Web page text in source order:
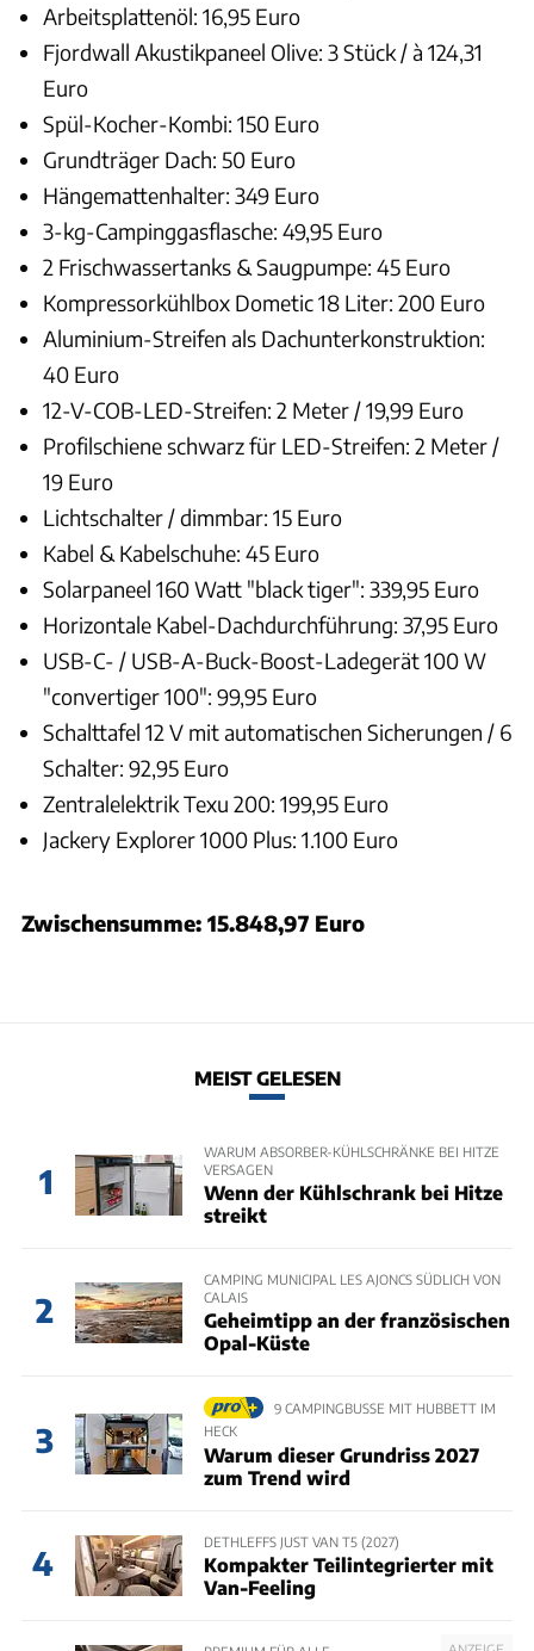
Arbeitsplattenöl: 16,95 Euro
Fjordwall Akustikpaneel Olive: 3 Stück / à 124,31
Euro
Spül-Kocher-Kombi: 150 Euro
Grundträger Dach: 50 Euro
Hängemattenhalter: 349 Euro
3-kg-Campinggasflasche: 49,95 Euro
2 Frischwassertanks & Saugpumpe: 45 Euro
Kompressorkühlbox Dometic 18 Liter: 200 Euro
Aluminium-Streifen als Dachunterkonstruktion:
40 Euro
12-V-COB-LED-Streifen: 2 Meter / 19,99 Euro
Profilschiene schwarz für LED-Streifen: 2 Meter /
19 Euro
Lichtschalter / dimmbar: 15 Euro
Kabel & Kabelschuhe: 45 Euro
Solarpaneel 160 Watt "black tiger": 339,95 Euro
Horizontale Kabel-Dachdurchführung: 37,95 Euro
USB-C- / USB-A-Buck-Boost-Ladegerät 100 W
"convertiger 100": 99,95 Euro
Schalttafel 12 V mit automatischen Sicherungen / 6
Schalter: 92,95 Euro
Zentralelektrik Texu 200: 199,95 Euro
Jackery Explorer 1000 Plus: 1.100 Euro
Zwischensumme: 15.848,97 Euro
MEIST GELESEN
1
WARUM ABSORBER-KÜHLSCHRÄNKE BEI HITZE
VERSAGEN
Wenn der Kühlschrank bei Hitze
streikt
2
CAMPING MUNICIPAL LES AJONCS SÜDLICH VON
CALAIS
Geheimtipp an der französischen
Opal-Küste
3
9 CAMPINGBUSSE MIT HUBBETT IM
HECK
Warum dieser Grundriss 2027
zum Trend wird
4
DETHLEFFS JUST VAN T5 (2027)
Kompakter Teilintegrierter mit
Van-Feeling